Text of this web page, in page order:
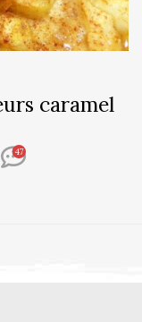
caramel
47